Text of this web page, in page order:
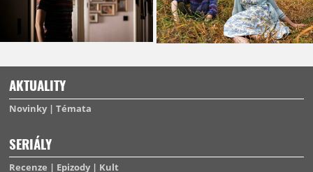
AKTUALITY
Novinky Témata
SERIÁLY
Recenze Epizody Kult